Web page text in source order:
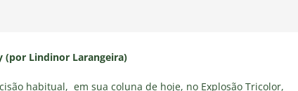
do Brasil
(por Lindinor Larangeira)
habitual, em sua coluna de hoje, no Explosão Tricolor,